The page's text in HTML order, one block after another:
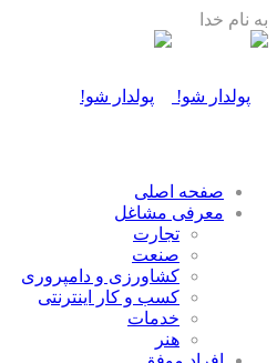
به نام خدا
صفحه اصلی
معرفی مشاغل
تجارت
صنعت
كشاورزی و دامپروری
كسب و كار اينترنتی
خدمات
هنر